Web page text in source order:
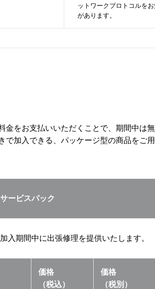
ットワークプロトコルを
があります。
金をお支払いいただくことで、期間中は
で加入できる、パッケージ型の商品をご用
ービスパック
入期間中に出張修理を提供いたします。
価格
（税込）
価格
（税別）